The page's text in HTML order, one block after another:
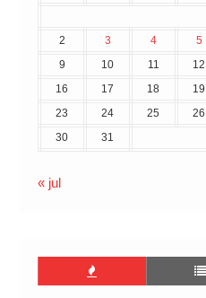
2
3 4 5
9
10 11 12
16
17 18 19
23
24 25 26
30
31
« jul